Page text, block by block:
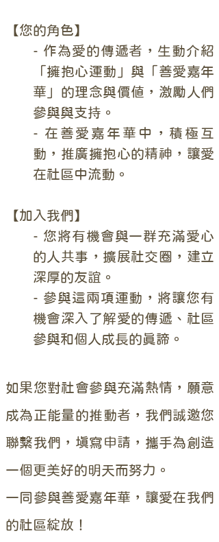
【您的角色】
- 作為愛的傳遞者，生動介紹
「擁抱心運動」與「善愛嘉年
華」的理念與價值，激勵人們
參與與支持。
- 在善愛嘉年華中，積極互
動，推廣擁抱心的精神，讓愛
在社區中流動。
【加入我們】
- 您將有機會與一群充滿愛心
的人共事，擴展社交圈，建立
深厚的友誼。
- 參與這兩項運動，將讓您有
機會深入了解愛的傳遞、社區
參與和個人成長的真諦。
如果您對社會參與充滿熱情，願意
成為正能量的推動者，我們誠邀您
聯繫我們，填寫申請，攜手為創造
一個更美好的明天而努力。
一同參與善愛嘉年華，讓愛在我們
的社區綻放！